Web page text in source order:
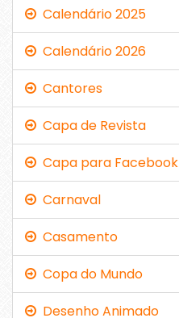
Calendário 2025
Calendário 2026
Cantores
Capa de Revista
Capa para Facebook
Carnaval
Casamento
Copa do Mundo
Desenho Animado